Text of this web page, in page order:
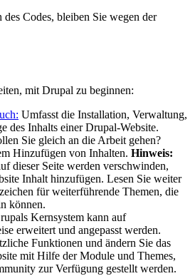
Codes, bleiben Sie wegen der
mit Drupal zu beginnen:
Umfasst die Installation, Verwaltung,
des Inhalts einer Drupal-Website.
Sie gleich an die Arbeit gehen?
Hinzufügen von Inhalten. Hinweis:
dieser Seite werden verschwinden,
Inhalt hinzufügen. Lesen Sie weiter
für weiterführende Themen, die
können.
Kernsystem kann auf
erweitert und angepasst werden.
Funktionen und ändern Sie das
mit Hilfe der Module und Themes,
zur Verfügung gestellt werden.